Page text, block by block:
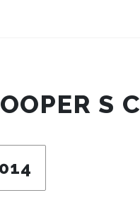
S